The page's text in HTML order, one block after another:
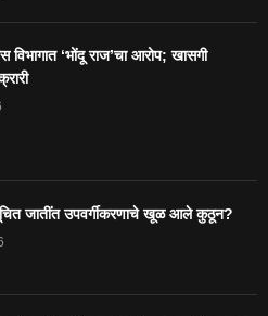
विभागात ‘भोंदू राज’चा आरोप; खासगी
जातींत उपवर्गीकरणाचे खूळ आले कुठून?